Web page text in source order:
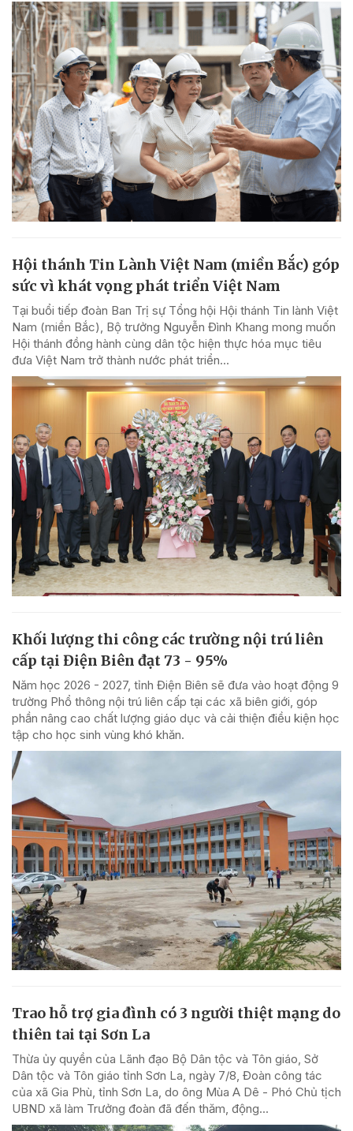
Hội thánh Tin Lành Việt Nam (miền Bắc) góp
sức vì khát vọng phát triển Việt Nam
Tại buổi tiếp đoàn Ban Trị sự Tổng hội Hội thánh Tin lành Việt
Nam (miền Bắc), Bộ trưởng Nguyễn Đình Khang mong muốn
Hội thánh đồng hành cùng dân tộc hiện thực hóa mục tiêu
đưa Việt Nam trở thành nước phát triển...
Khối lượng thi công các trường nội trú liên
cấp tại Điện Biên đạt 73 - 95%
Năm học 2026 - 2027, tỉnh Điện Biên sẽ đưa vào hoạt động 9
trường Phổ thông nội trú liên cấp tại các xã biên giới, góp
phần nâng cao chất lượng giáo dục và cải thiện điều kiện học
tập cho học sinh vùng khó khăn.
Trao hỗ trợ gia đình có 3 người thiệt mạng do
thiên tai tại Sơn La
Thừa ủy quyền của Lãnh đạo Bộ Dân tộc và Tôn giáo, Sở
Dân tộc và Tôn giáo tỉnh Sơn La, ngày 7/8, Đoàn công tác
của xã Gia Phù, tỉnh Sơn La, do ông Mùa A Dê - Phó Chủ tịch
UBND xã làm Trưởng đoàn đã đến thăm, động...